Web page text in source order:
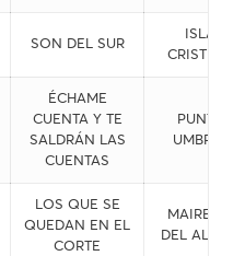
SON DEL SUR
ISLA
CRISTINA
ÉCHAME
CUENTA Y TE
SALDRÁN LAS
CUENTAS
PUNTA
UMBRÍA
LOS QUE SE
QUEDAN EN EL
CORTE
MAIRENA
DEL ALCOR